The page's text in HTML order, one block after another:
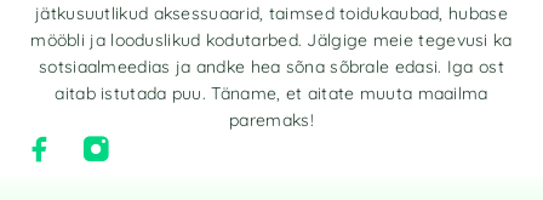
jätkusuutlikud aksessuaarid, taimsed toidukaubad, hubase
mööbli ja looduslikud kodutarbed. Jälgige meie tegevusi ka
sotsiaalmeedias ja andke hea sõna sõbrale edasi. Iga ost
aitab istutada puu. Täname, et aitate muuta maailma
paremaks!